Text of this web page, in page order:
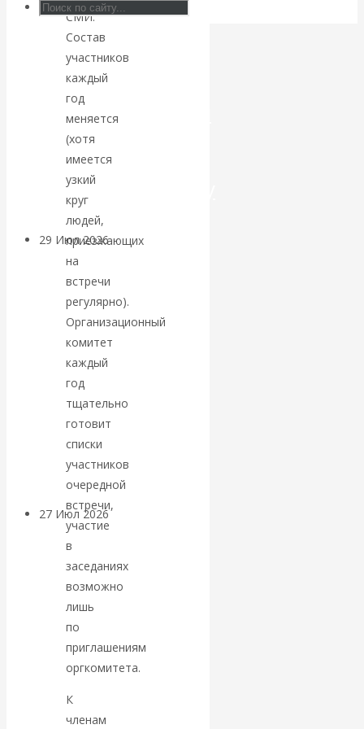
Искусственный
интеллект —
революционный
переход к
посткапитализму
29 Июл 2026Мировая
финансовая олигархия
Валентин
Катасонов.
«Мировые
ростовщики»:
вчера и сегодня
27 Июл 2026Мировая
валютная система
Валентин
КАтасонов.
«МЕТОД
ОТМЫВАНИЯ
СМИ.
Состав
участников
каждый
год
меняется
(хотя
имеется
узкий
круг
людей,
приезжающих
на
встречи
регулярно).
Организационный
комитет
каждый
год
тщательно
готовит
списки
участников
очередной
встречи,
участие
в
заседаниях
возможно
лишь
по
приглашениям
оргкомитета.
К
членам